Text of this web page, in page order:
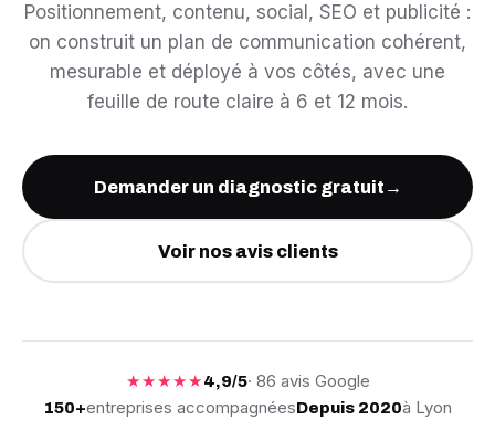
Positionnement, contenu, social, SEO et publicité :
on construit un plan de communication cohérent,
mesurable et déployé à vos côtés, avec une
feuille de route claire à 6 et 12 mois.
Demander un diagnostic gratuit →
Voir nos avis clients
★★★★★4,9/5· 86 avis Google
150+entreprises accompagnéesDepuis 2020à Lyon